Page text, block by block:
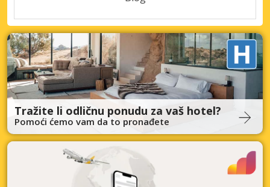
Tražite li odličnu ponudu za vaš hotel?
Pomoći ćemo vam da to pronađete